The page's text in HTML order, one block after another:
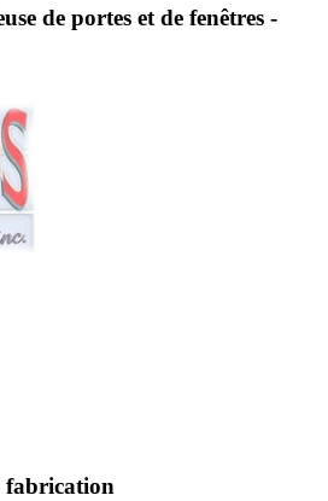
de portes et de fenêtres -
fabrication